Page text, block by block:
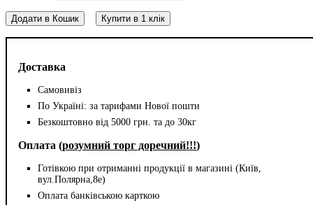
Доставка
Самовивіз
По Україні: за тарифами Нової пошти
Безкоштовно від 5000 грн. та до 30кг
Оплата (розумний торг доречний!!!)
Готівкою при отриманні продукції в магазині (Київ,
вул.Полярна,8е)
Оплата банківською карткою
Додати в Кошик Купити в 1 клік